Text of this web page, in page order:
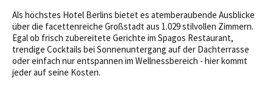
Als höchstes Hotel Berlins bietet es atemberaubende Ausblicke
über die facettenreiche Großstadt aus 1.029 stilvollen Zimmern.
Egal ob frisch zubereitete Gerichte im Spagos Restaurant,
trendige Cocktails bei Sonnenuntergang auf der Dachterrasse
oder einfach nur entspannen im Wellnessbereich - hier kommt
jeder auf seine Kosten.